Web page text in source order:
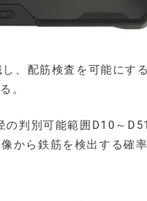
、配筋検査を可能にする
。
の判別可能範囲D10～
から鉄筋を検出する確